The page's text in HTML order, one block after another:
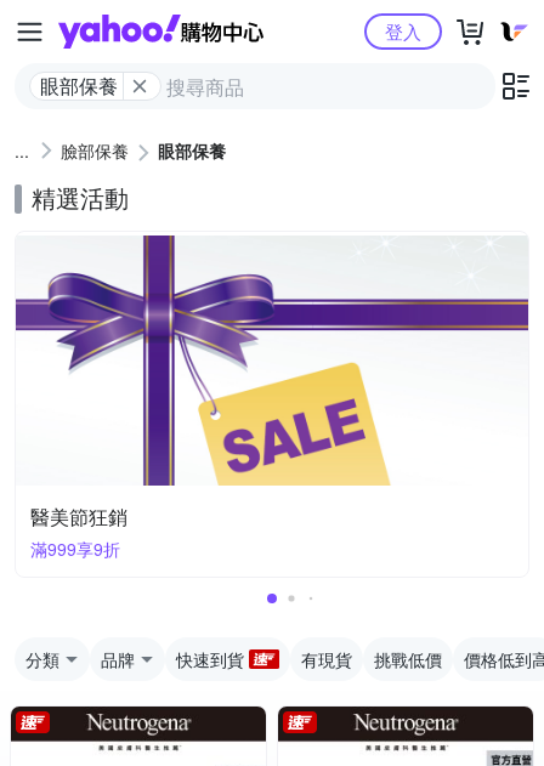
Yahoo購物中心
眼部保養
登入
臉部保養 眼部保養
精選活動
醫美節狂銷
滿999享9折
分類 品牌 快速到貨 有現貨 挑戰低價 價格低到